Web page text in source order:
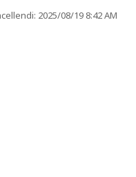
2025/08/19 8:42 AM